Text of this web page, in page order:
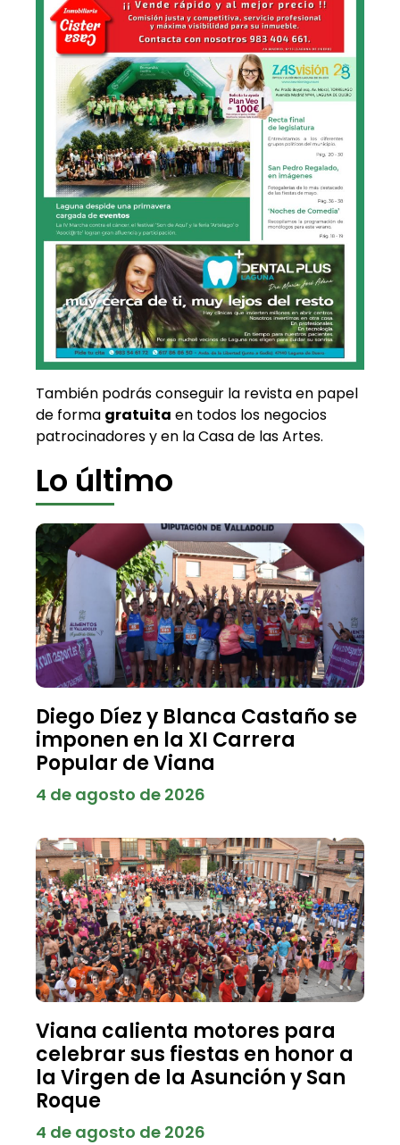
También podrás conseguir la revista en papel
de forma gratuita en todos los negocios
patrocinadores y en la Casa de las Artes.
Lo último
Diego Díez y Blanca Castaño se
imponen en la XI Carrera
Popular de Viana
4 de agosto de 2026
Viana calienta motores para
celebrar sus fiestas en honor a
la Virgen de la Asunción y San
Roque
4 de agosto de 2026